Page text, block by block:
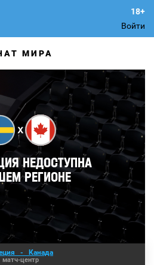
Войти
МИРА
- Канада
матч-центр